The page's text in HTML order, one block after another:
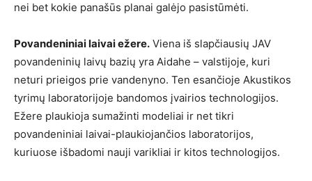
nei bet kokie panašūs planai galėjo pasistūmėti.
Povandeniniai laivai ežere. Viena iš slapčiausių JAV
povandeninių laivų bazių yra Aidahe – valstijoje, kuri
neturi prieigos prie vandenyno. Ten esančioje Akustikos
tyrimų laboratorijoje bandomos įvairios technologijos.
Ežere plaukioja sumažinti modeliai ir net tikri
povandeniniai laivai-plaukiojančios laboratorijos,
kuriuose išbadomi nauji varikliai ir kitos technologijos.